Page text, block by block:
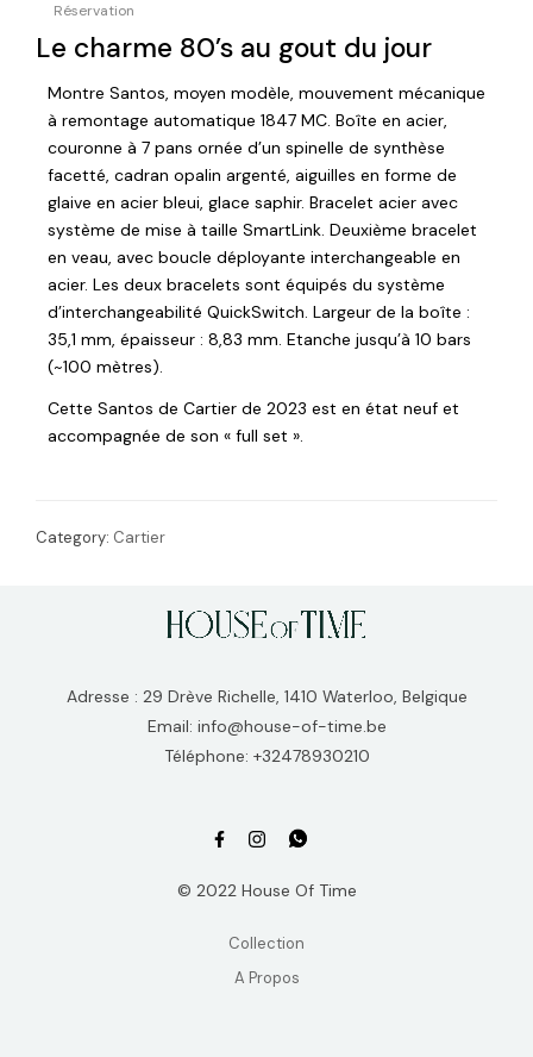
Réservation
Le charme 80’s au gout du jour
Montre Santos, moyen modèle, mouvement mécanique
à remontage automatique 1847 MC. Boîte en acier,
couronne à 7 pans ornée d’un spinelle de synthèse
facetté, cadran opalin argenté, aiguilles en forme de
glaive en acier bleui, glace saphir. Bracelet acier avec
système de mise à taille SmartLink. Deuxième bracelet
en veau, avec boucle déployante interchangeable en
acier. Les deux bracelets sont équipés du système
d’interchangeabilité QuickSwitch. Largeur de la boîte :
35,1 mm, épaisseur : 8,83 mm. Etanche jusqu’à 10 bars
(~100 mètres).
Cette Santos de Cartier de 2023 est en état neuf et
accompagnée de son « full set ».
Category: Cartier
Adresse : 29 Drève Richelle, 1410 Waterloo, Belgique
Email: info@house-of-time.be
Téléphone: +32478930210
© 2022 House Of Time
Collection
A Propos